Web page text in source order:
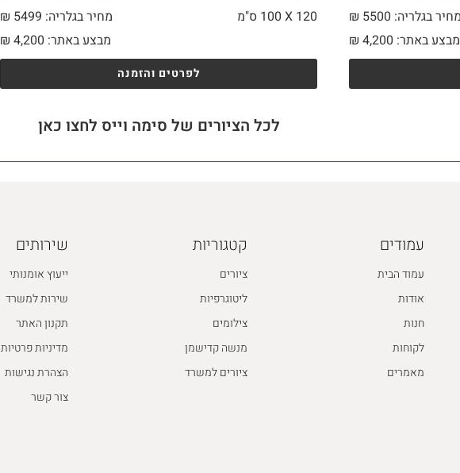
מחיר בגלריה: 5500 ₪
מבצע באתר:
₪ 4,200
120 X
מחיר בגלריה: 5499 ₪
מבצע באתר:
₪ 4,200
לפרטים והזמנה
לכל הציורים של סימה וייס לחצו כאן
עמודים
עמוד הבית
אודות
חנות
לקוחות
מאמרים
קטגוריות
ציורים
ליטוגרפיות
צילומים
מנשה קדישמן
ציורים למשרד
שירותים
ייעוץ אומנותי
שירות למשרד
תקנון האתר
מדיניות פרטיות
הצהרת נגישות
צור קשר